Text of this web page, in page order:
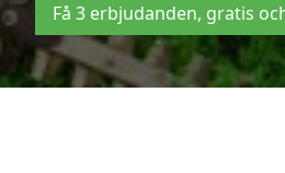
Få 3 erbjudanden, gratis